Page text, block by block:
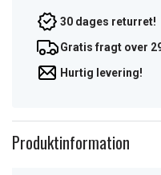
30 dages returret!
Gratis fragt over
Hurtig levering!
Produktinformation